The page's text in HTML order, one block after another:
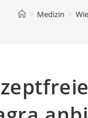
> Medizin >